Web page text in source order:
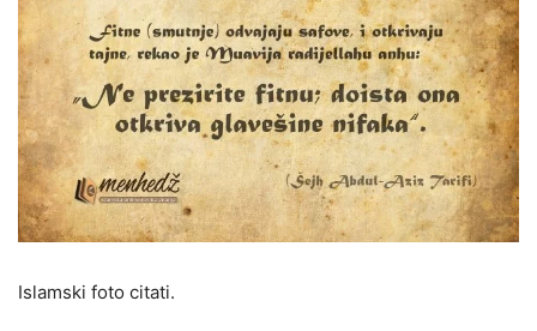
Islamski foto citati.